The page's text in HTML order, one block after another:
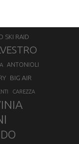
SKI RAID
ANTONIOLI
BIG AIR
CAREZZA